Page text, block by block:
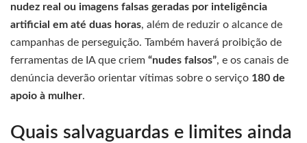
nudez real ou imagens falsas geradas por inteligência
artificial em até duas horas, além de reduzir o alcance de
campanhas de perseguição. Também haverá proibição de
ferramentas de IA que criem “nudes falsos”, e os canais de
denúncia deverão orientar vítimas sobre o serviço 180 de
apoio à mulher.
Quais salvaguardas e limites ainda